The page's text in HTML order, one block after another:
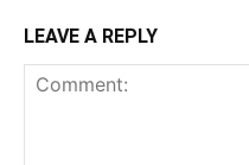
LEAVE A REPLY